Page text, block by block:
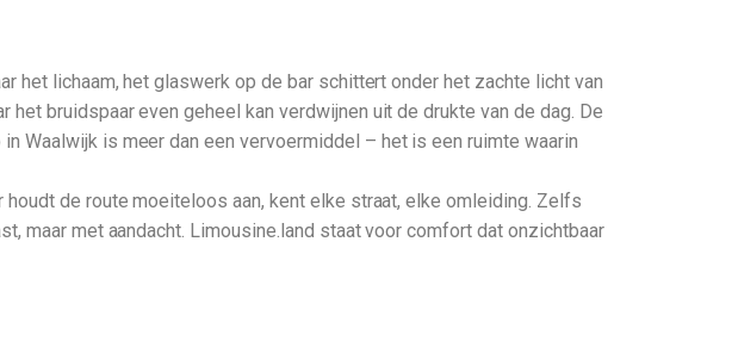
het lichaam, het glaswerk op de bar schittert onder het zachte licht van
bruidspaar even geheel kan verdwijnen uit de drukte van de dag. De
Waalwijk is meer dan een vervoermiddel – het is een ruimte waarin
de route moeiteloos aan, kent elke straat, elke omleiding. Zelfs
maar met aandacht. Limousine.land staat voor comfort dat onzichtbaar